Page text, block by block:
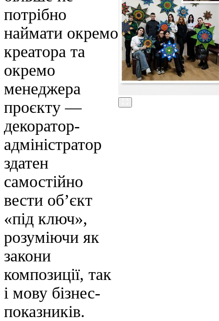
потрібно
наймати окремо
креатора та
окремо
менеджера
проєкту —
декоратор-
адміністратор
здатен
самостійно
вести об’єкт
«під ключ»,
розуміючи як
закони
композиції, так
і мову бізнес-
показників.